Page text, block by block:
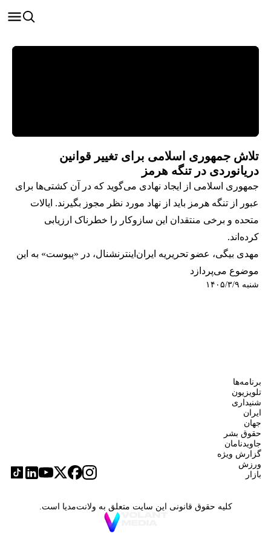
تلاش جمهوری اسلامی برای تغییر قوانین
دریانوردی در تنگه هرمز
جمهوری اسلامی از ایجاد نهادی می‌گوید که در آن کشتی‌ها برای
عبور از تنگه هرمز باید از نهاد مورد نظر مجوز بگیرند. ایالات
متحده و برخی منتقدان این سازوکار را خطرناک‌ ارزیابی
کرده‌اند.
مهدی بیگی، عضو تحریریه ایران‌اینترنشنال، در «پیوست» به این
موضوع می‌پردازد
شنبه ۱۴۰۵/۳/۹
برنامه‌ها
تلویزیون
شنیداری
ایران
جهان
حقوق بشر
جاویدنامان
گزارش ویژه
ورزش
بازار
کلیه حقوق قانونی این سایت متعلق به ولانت‌مدیا است.